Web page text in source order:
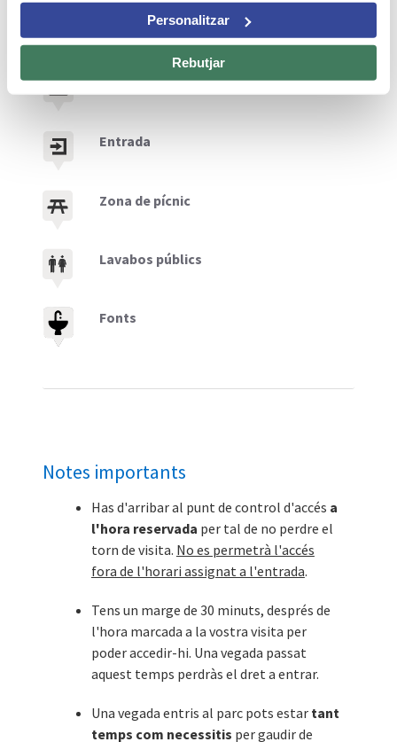
Personalitzar
Rebutjar
Llegenda
Tiquets només online
Entrada
Zona de pícnic
Lavabos públics
Fonts
Notes importants
Has d'arribar al punt de control d'accés a
l'hora reservada per tal de no perdre el
torn de visita. No es permetrà l'accés
fora de l'horari assignat a l'entrada.
Tens un marge de 30 minuts, després de
l'hora marcada a la vostra visita per
poder accedir-hi. Una vegada passat
aquest temps perdràs el dret a entrar.
Una vegada entris al parc pots estar tant
temps com necessitis per gaudir de